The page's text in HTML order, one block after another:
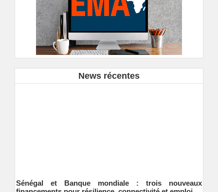
News récentes
Sénégal et Banque mondiale : trois nouveaux
financements pour résilience, connectivité et emploi